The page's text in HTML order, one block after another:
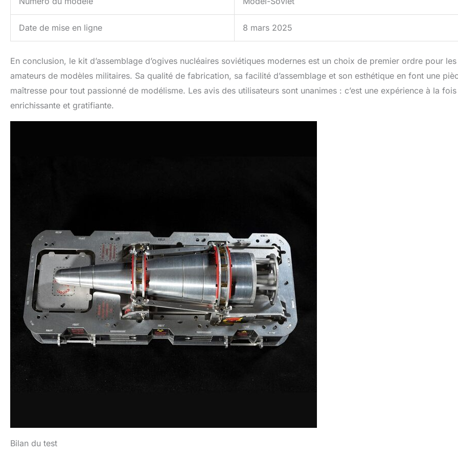
Date de mise en ligne 8 mars 2025
En conclusion, le kit d’assemblage d’ogives nucléaires soviétiques modernes est un choix de premier ordre pour les
amateurs de modèles militaires. Sa qualité de fabrication, sa facilité d’assemblage et son esthétique en font une
maîtresse pour tout passionné de modélisme. Les avis des utilisateurs sont unanimes : c’est une expérience à la fois
enrichissante et gratifiante.
Bilan du test